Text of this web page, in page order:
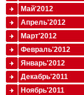
Май'2012
Апрель'2012
Март'2012
Февраль'2012
Январь'2012
Декабрь'2011
Ноябрь'2011